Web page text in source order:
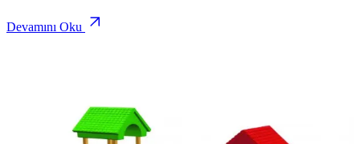
Devamını Oku